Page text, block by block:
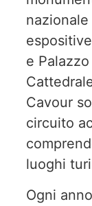
e
Cavour
circuito
luoghi
Ogni